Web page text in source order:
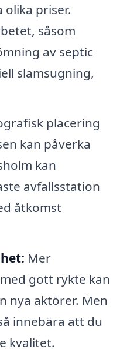
olika priser.
såsom
av septic
slamsugning,
placering
kan påverka
kan
avfallsstation
åtkomst
Mer
gott rykte kan
nya aktörer. Men
innebära att du
kvalitet.